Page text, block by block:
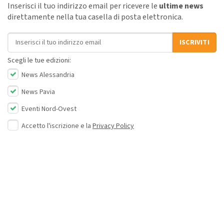
Inserisci il tuo indirizzo email per ricevere le ultime news
direttamente nella tua casella di posta elettronica.
Indirizzo email
ISCRIVITI
Scegli le tue edizioni:
News Alessandria
News Pavia
Eventi Nord-Ovest
Accetto l'iscrizione e la Privacy Policy